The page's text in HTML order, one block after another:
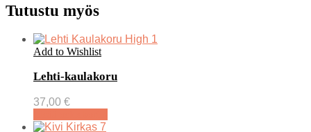
Tutustu myös
Add to Wishlist
Lehti-kaulakoru
37,00 €